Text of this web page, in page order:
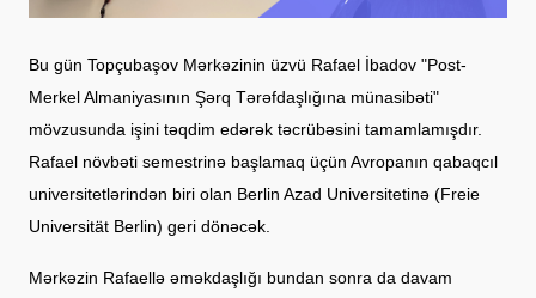
Bu gün Topçubaşov Mərkəzinin üzvü Rafael İbadov "Post-
Merkel Almaniyasının Şərq Tərəfdaşlığına münasibəti"
mövzusunda işini təqdim edərək təcrübəsini tamamlamışdır.
Rafael növbəti semestrinə başlamaq üçün Avropanın qabaqcıl
universitetlərindən biri olan Berlin Azad Universitetinə (Freie
Universität Berlin) geri dönəcək.
Mərkəzin Rafaellə əməkdaşlığı bundan sonra da davam